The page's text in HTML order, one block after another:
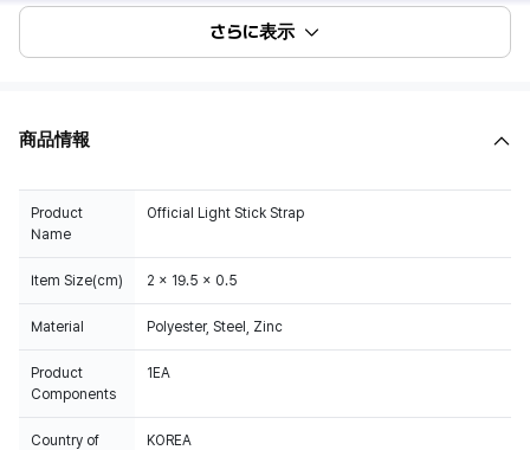
さらに表示
商品情報
Product
Name
Official Light Stick Strap
Item Size(cm) 2 x 19.5 x 0.5
Material Polyester, Steel, Zinc
Product
Components
1EA
Country of
KOREA